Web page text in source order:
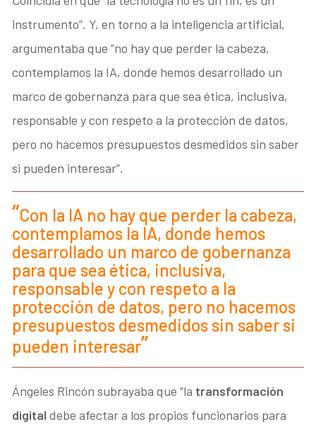
instrumento”. Y, en torno a la inteligencia artificial,
argumentaba que “no hay que perder la cabeza,
contemplamos la IA, donde hemos desarrollado un
marco de gobernanza para que sea ética, inclusiva,
responsable y con respeto a la protección de datos,
pero no hacemos presupuestos desmedidos sin saber
si pueden interesar”.
Con la IA no hay que perder la cabeza,
contemplamos la IA, donde hemos
desarrollado un marco de gobernanza
para que sea ética, inclusiva,
responsable y con respeto a la
protección de datos, pero no hacemos
presupuestos desmedidos sin saber si
pueden interesar
Ángeles Rincón subrayaba que “la transformación
digital debe afectar a los propios funcionarios para